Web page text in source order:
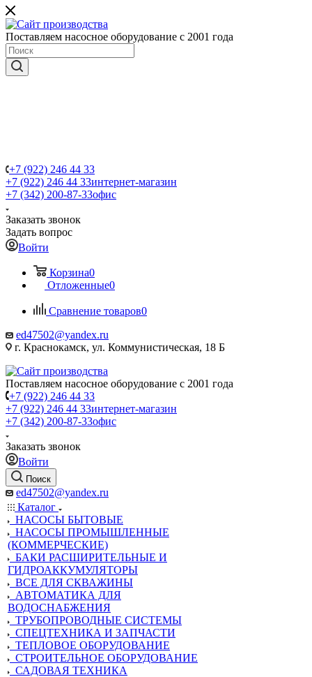
Поставляем насосное оборудование с 2001 года
+7 (922) 246 44 33
+7 (922) 246 44 33интернет-магазин
+7 (342) 200-87-33офис
Заказать звонок
Задать вопрос
Войти
Корзина0
Отложенные0
Сравнение товаров0
ed47502@yandex.ru
г. Краснокамск, ул. Коммунистическая, 18 Б
Поставляем насосное оборудование с 2001 года
+7 (922) 246 44 33
+7 (922) 246 44 33интернет-магазин
+7 (342) 200-87-33офис
Заказать звонок
Войти
Поиск
ed47502@yandex.ru
Каталог
НАСОСЫ БЫТОВЫЕ
НАСОСЫ ПРОМЫШЛЕННЫЕ
(КОММЕРЧЕСКИЕ)
БАКИ РАСШИРИТЕЛЬНЫЕ И
ГИДРОАККУМУЛЯТОРЫ
ВСЕ ДЛЯ СКВАЖИНЫ
АВТОМАТИКА ДЛЯ
ВОДОСНАБЖЕНИЯ
ТРУБОПРОВОДНЫЕ СИСТЕМЫ
СПЕЦТЕХНИКА И ЗАПЧАСТИ
ТЕПЛОВОЕ ОБОРУДОВАНИЕ
СТРОИТЕЛЬНОЕ ОБОРУДОВАНИЕ
САДОВАЯ ТЕХНИКА